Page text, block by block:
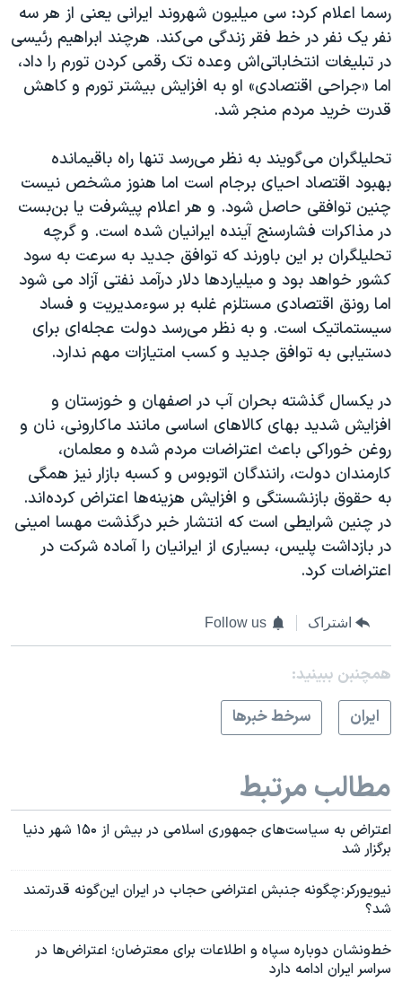
رسما اعلام کرد: سی میلیون شهروند ایرانی یعنی از هر سه
نفر یک نفر در خط فقر زندگی می‌کند. هرچند ابراهیم رئیسی
در تبلیغات انتخاباتی‌اش وعده تک رقمی کردن تورم را داد،
اما «جراحی اقتصادی» او به افزایش بیشتر تورم و کاهش
قدرت خرید مردم منجر شد.
تحلیلگران می‌گویند به نظر می‌رسد تنها راه باقیمانده
بهبود اقتصاد احیای برجام است اما هنوز مشخص نیست
چنین توافقی حاصل شود. و هر اعلام پیشرفت یا بن‌بست
در مذاکرات فشارسنج آینده ایرانیان شده است. و گرچه
تحلیلگران بر این باورند که توافق جدید به سرعت به سود
کشور خواهد بود و میلیاردها دلار درآمد نفتی آزاد می شود
اما رونق اقتصادی مستلزم غلبه بر سوءمدیریت و فساد
سیستماتیک است. و به نظر می‌رسد دولت عجله‌ای برای
دستیابی به توافق جدید و کسب امتیازات مهم ندارد.
در یکسال گذشته بحران آب در اصفهان و خوزستان و
افزایش شدید بهای کالاهای اساسی مانند ماکارونی، نان و
روغن خوراکی باعث اعتراضات مردم شده و معلمان،
کارمندان دولت، رانندگان اتوبوس و کسبه بازار نیز همگی
به حقوق بازنشستگی و افزایش هزینه‌ها اعتراض کرده‌اند.
در چنین شرایطی است که انتشار خبر درگذشت مهسا امینی
در بازداشت پلیس، بسیاری از ایرانیان را آماده شرکت در
اعتراضات کرد.
اشتراک Follow us
همچنبن ببینید:
ايران
سرخط خبرها
مطالب مرتبط
اعتراض به سیاست‌های جمهوری اسلامی در بیش از ۱۵۰ شهر دنیا
برگزار شد
نیویورکر: چگونه جنبش اعتراضی حجاب در ایران این‌گونه قدرتمند
شد؟
خط‌و‌نشان دوباره سپاه و اطلاعات برای معترضان؛ اعتراض‌ها در
سراسر ایران ادامه دارد